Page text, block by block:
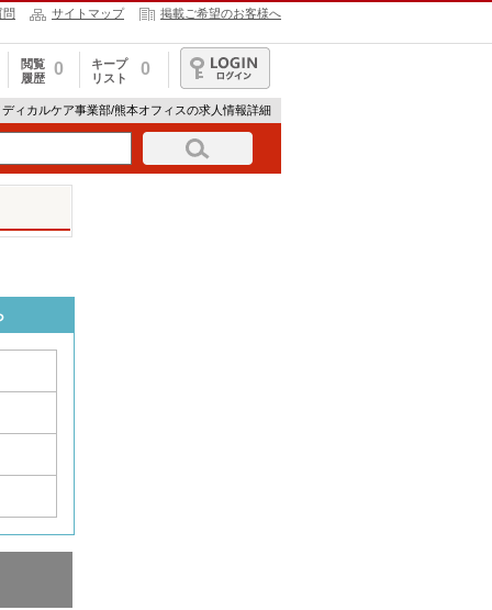
問 サイトマップ 掲載ご希望のお客様へ
閲覧
履歴
0
キープ
リスト
0
ログイン
ィカルケア事業部/熊本オフィスの求人情報詳細